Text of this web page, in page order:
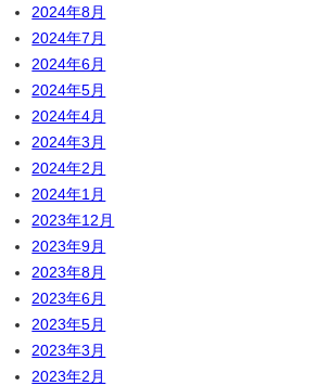
2024年8月
2024年7月
2024年6月
2024年5月
2024年4月
2024年3月
2024年2月
2024年1月
2023年12月
2023年9月
2023年8月
2023年6月
2023年5月
2023年3月
2023年2月